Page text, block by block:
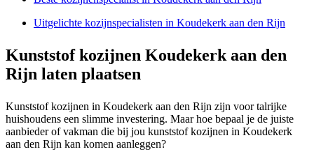
Uitgelichte kozijnspecialisten in Koudekerk aan den Rijn
Kunststof kozijnen Koudekerk aan den
Rijn laten plaatsen
Kunststof kozijnen in Koudekerk aan den Rijn zijn voor talrijke
huishoudens een slimme investering. Maar hoe bepaal je de juiste
aanbieder of vakman die bij jou kunststof kozijnen in Koudekerk
aan den Rijn kan komen aanleggen?